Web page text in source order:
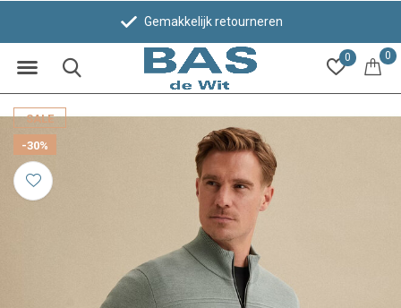
0 0
Gemakkelijk retourneren
SALE
-30%